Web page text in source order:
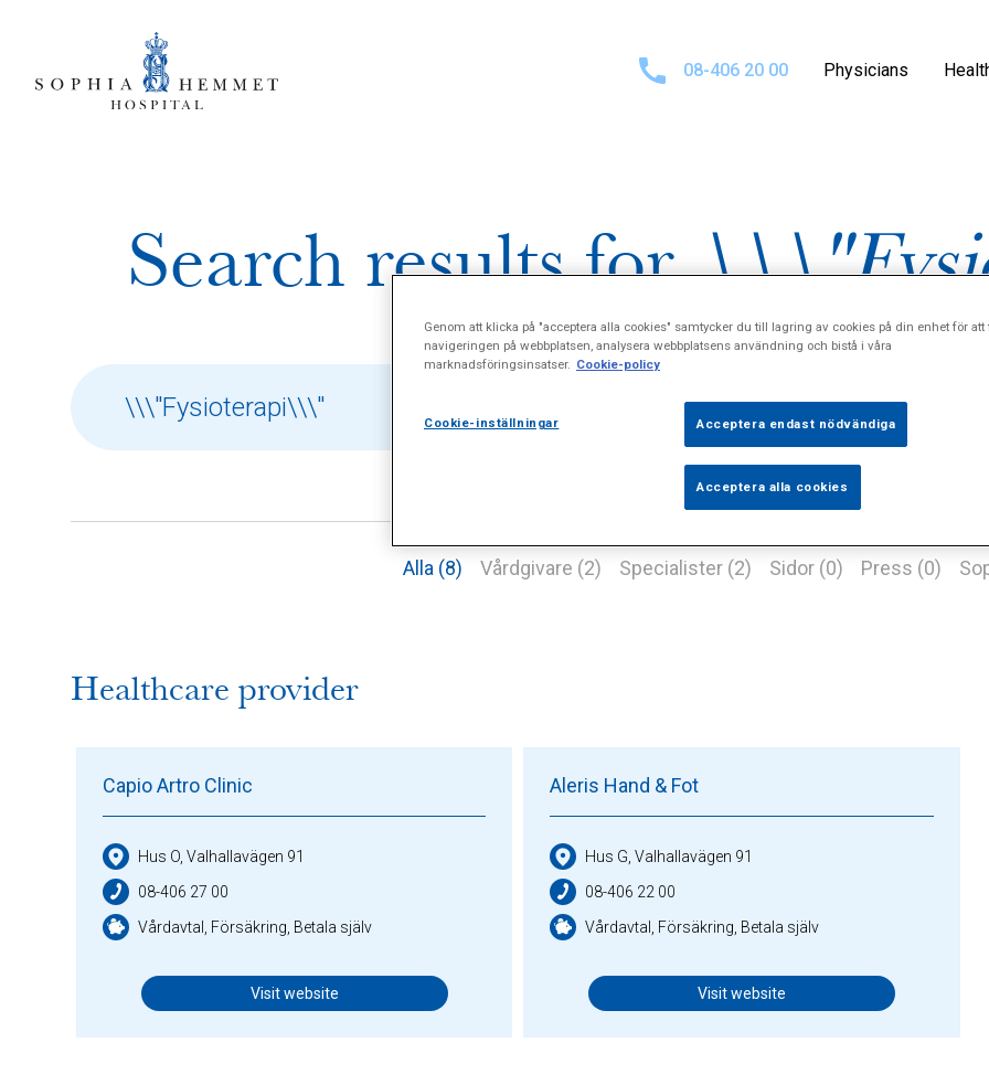
08-406 20 00 Physicians
Search results for
Alla (8) Vårdgivare (2) Specialister (2) Sidor (0) Press (0)
Healthcare provider
Capio Artro Clinic
Hus O, Valhallavägen 91
08-406 27 00
Vårdavtal, Försäkring, Betala själv
Visit website
Aleris Hand & Fot
Hus G, Valhallavägen 91
08-406 22 00
Vårdavtal, Försäkring, Betala själv
Visit website
Genom att klicka på "acceptera alla cookies" samtycker du till lagring av cookies på din enhet för att
navigeringen på webbplatsen, analysera webbplatsens användning och bistå i våra
marknadsföringsinsatser. Cookie-policy
Cookie-inställningar Acceptera endast nödvändiga
Acceptera alla cookies